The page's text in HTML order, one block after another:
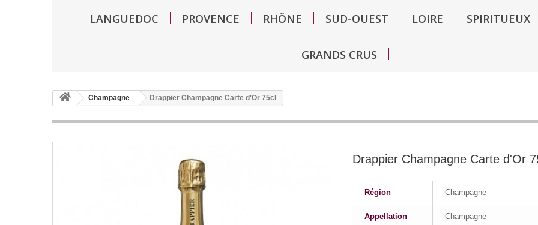
LANGUEDOC PROVENCE RHÔNE SUD-OUEST LOIRE SPIRITUEUX
GRANDS CRUS
Champagne Drappier Champagne Carte d'Or 75cl
Drappier Champagne Carte d'Or
Région Champagne
Appellation Champagne